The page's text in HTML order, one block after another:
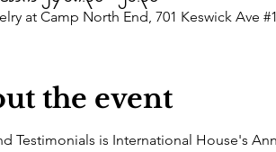
at Camp North End, 701 Keswick Ave
the event
Testimonials is International House's